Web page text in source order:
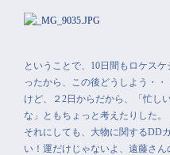
ということで、10日間もロケス
ったから、この後どうしよう・
けど、２2日からだから、「忙し
な」ともちょっと考えたりした。
それにしても、大物に関するDD
い！運だけじゃないよ、遠藤さ